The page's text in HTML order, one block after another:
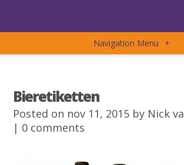
Navigation Menu +
Bieretiketten
Posted on nov 11, 2015 by Nick
| 0 comments